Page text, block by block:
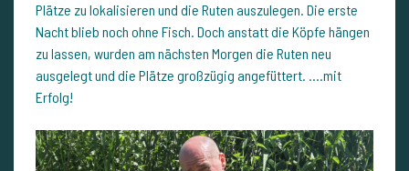
Plätze zu lokalisieren und die Ruten auszulegen. Die erste
Nacht blieb noch ohne Fisch. Doch anstatt die Köpfe hängen
zu lassen, wurden am nächsten Morgen die Ruten neu
ausgelegt und die Plätze großzügig angefüttert. ....mit
Erfolg!